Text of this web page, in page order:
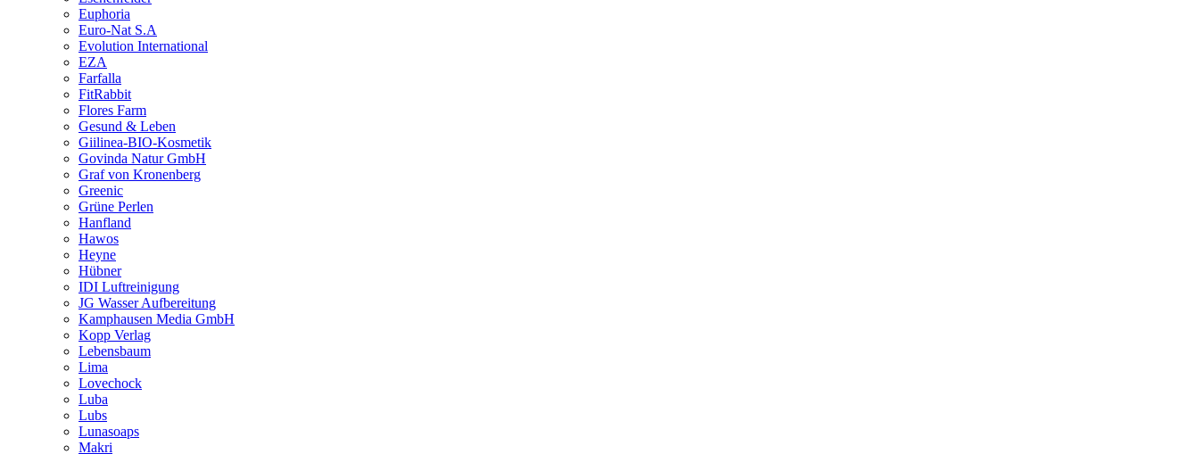
Euphoria
Euro-Nat S.A
Evolution International
EZA
Farfalla
FitRabbit
Flores Farm
Gesund & Leben
Giilinea-BIO-Kosmetik
Govinda Natur GmbH
Graf von Kronenberg
Greenic
Grüne Perlen
Hanfland
Hawos
Heyne
Hübner
IDI Luftreinigung
JG Wasser Aufbereitung
Kamphausen Media GmbH
Kopp Verlag
Lebensbaum
Lima
Lovechock
Luba
Lubs
Lunasoaps
Makri